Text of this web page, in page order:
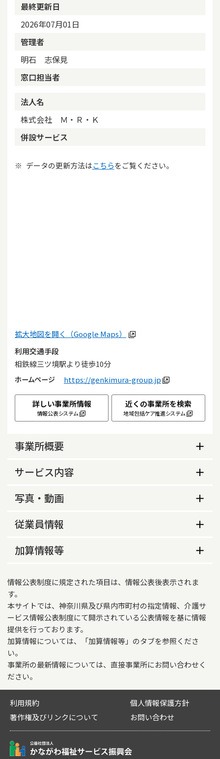
最終更新日
2026年07月01日
管理者
明石 志保見
窓口担当者
法人名
株式会社 Ｍ・Ｒ・Ｋ
併設サービス
データの更新方法はこちらをご覧ください。
拡大地図を開く（Google Maps）
利用交通手段
相鉄線三ツ境駅より徒歩10分
ホームページ https://genkimura-group.jp
詳しい事業所情報
情報公表システム
近くの事業所を検索
地域包括ケア推進システム
事業所概要
事業所概要
あり
介護予防支援の指定
営業時間（平日）
9時00分～17時00分
営業時間（日曜）
営業時間（祝日）
9時00分～17時00分
その他の年間休日
日曜日
営業時間に関する特記事項
電話等による24時間連絡可能な体制。
サービス内容
サービス内容
横浜市旭区、横浜市保土ケ谷区、横浜市瀬谷区、
ケアプランデータ連携システム（国保中央会）の
なし
要介護度別利用者数
要
介
1
介
2
介
3
介
4
介
5
要介護度
別利用者
数
11 9 132
介護報酬加算情報 ※加算情報については、
「加算情報等」のタブを参照ください。
写真・動画
事業所の特色等
*「住み慣れたこの街で最後まで暮らしたい」そん
介護サービス事業所との連絡をとりながら継続
的に支援していきます。
*　同一グループ内にクリニック（内科、整形外
科）、通所リハビリテーション、訪問リハビリテ
ーション・訪問看護リハビリステーション、地域
密着型通所介護（2か所）、訪問介護、サービス付
き高齢者向け住宅、認知症対応型共同生活介護が
ことができます。
従業員情報
従業員数
業務に従事した経験年数
介護支援専門員
1年未満
1年以上5年未満 1 0
5年以上 3
前年度１年間に退職した従業員数
加算情報等
2026年06月01日
ケアプランデータ連携システムの活用及び事務職
員の配置の体制
特別地域加算
なし
特定事業所加算
加算Ⅱ
中山間地域等における小規模事業所加算（地域に
関する状況）
情報公表制度に規定された項目は、情報公表後表示されま
す。
本サイトでは、神奈川県及び県内市町村の指定情報、介護サ
ービス情報公表制度にて開示されている公表情報を基に情報
提供を行っております。
加算情報については、「加算情報等」のタブを参照くださ
い。
事業所の最新情報については、直接事業所にお問い合わせく
ださい。
利用規約
個人情報保護方針
著作権及びリンクについて
お問い合わせ